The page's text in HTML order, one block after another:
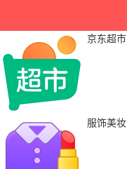
京东超市
服饰美妆